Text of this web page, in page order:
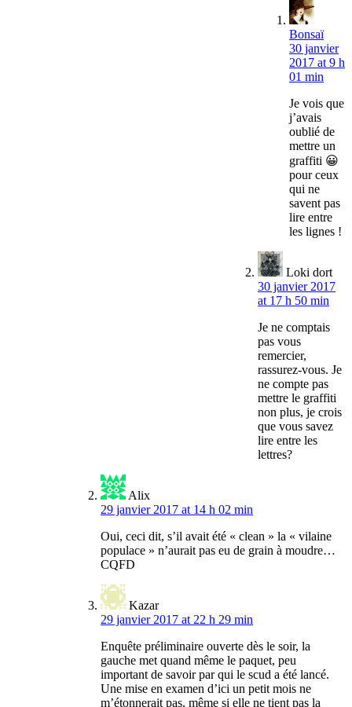
Bonsaï
30 janvier
2017 at 9 h
01 min
Je vois que
j’avais
oublié de
mettre un
graffiti 😀
pour ceux
qui ne
savent pas
lire entre
les lignes !
Loki dort
30 janvier 2017
at 17 h 50 min
Je ne comptais
pas vous
remercier,
rassurez-vous. Je
ne compte pas
mettre le graffiti
non plus, je crois
que vous savez
lire entre les
lettres?
Alix
29 janvier 2017 at 14 h 02 min
Oui, ceci dit, s’il avait été « clean » la « vilaine
populace » n’aurait pas eu de grain à moudre…
CQFD
Kazar
29 janvier 2017 at 22 h 29 min
Enquête préliminaire ouverte dès le soir, la
gauche met quand même le paquet, peu
important de savoir par qui le scud a été lancé.
Une mise en examen d’ici un petit mois ne
m’étonnerait pas, même si elle ne tient pas la